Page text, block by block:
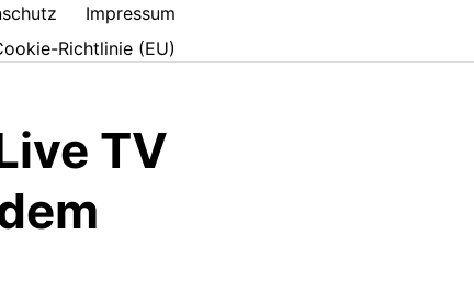
Impressum
Richtlinie (EU)
TV